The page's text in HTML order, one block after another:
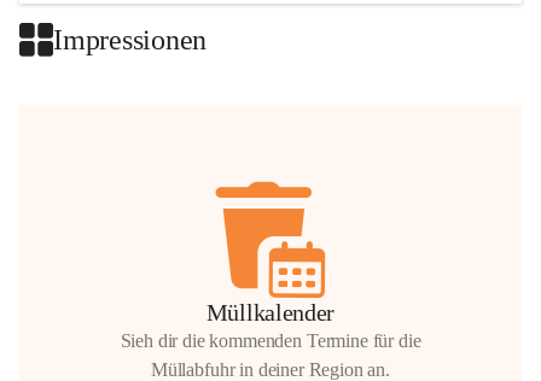
Impressionen
Müllkalender
Sieh dir die kommenden Termine für die
Müllabfuhr in deiner Region an.